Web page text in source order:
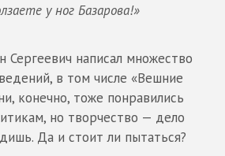
у ног Базарова!»
Сергеевич написал множество
в том числе «Вешние
конечно, тоже понравились
но творчество — дело
Да и стоит ли пытаться?